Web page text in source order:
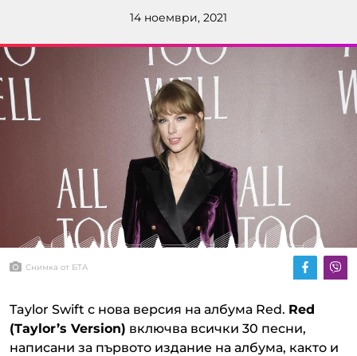
14 ноември, 2021
Снимка от БТА
Taylor Swift с нова версия на албума Red. Red
(Taylor’s Version) включва всички 30 песни,
написани за първото издание на албума, както и